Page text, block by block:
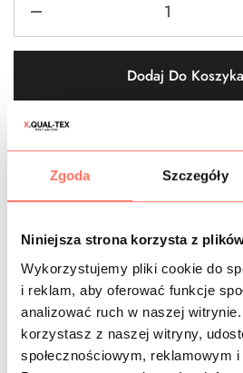
Zgoda Szczegóły
Niniejsza strona korzysta z
Wykorzystujemy pliki cookie do
i reklam, aby oferować funkcje
analizować ruch w naszej
korzystasz z naszej witryny,
społecznościowym, reklamowym
Dodaj Do Koszyka
Bawełna,Bawełny we wzory,
koloru,metr,Nowości,Outlet tkanin
serii,Tkaniny,Wiskoza, Wiskozy we
CZAS DOSTAWY